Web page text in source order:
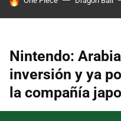
Nintendo:
inversión y ya
la compañía